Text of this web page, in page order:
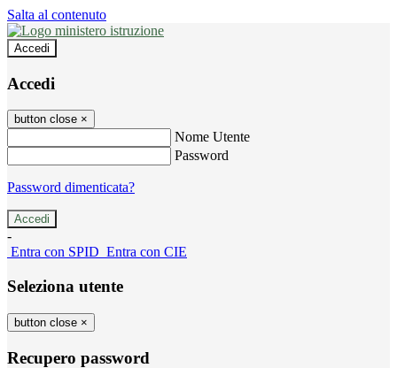
Salta al contenuto
Accedi
Accedi
button close ×
Nome Utente
Password
Password dimenticata?
-
Entra con SPID Entra con CIE
Seleziona utente
button close ×
Recupero password